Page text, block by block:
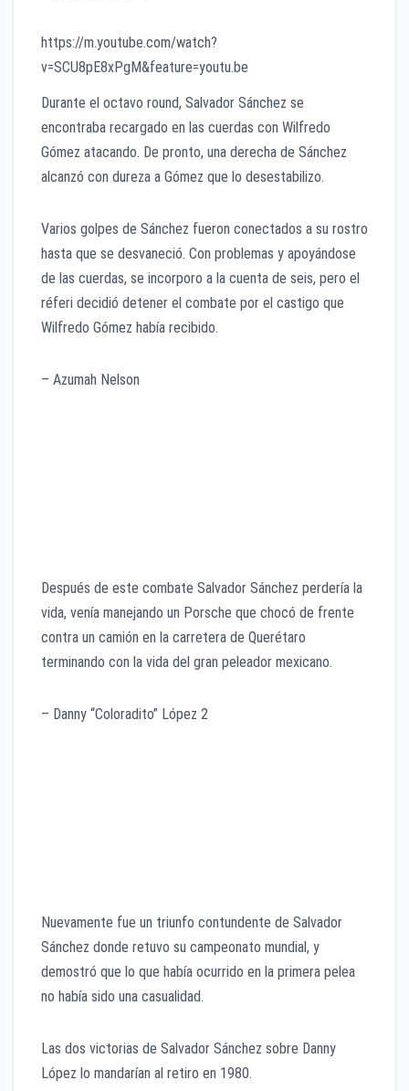
https://m.youtube.com/watch?
v=SCU8pE8xPgM&feature=youtu.be
Durante el octavo round, Salvador Sánchez se
encontraba recargado en las cuerdas con Wilfredo
Gómez atacando. De pronto, una derecha de Sánchez
alcanzó con dureza a Gómez que lo desestabilizo.
Varios golpes de Sánchez fueron conectados a su rostro
hasta que se desvaneció. Con problemas y apoyándose
de las cuerdas, se incorporo a la cuenta de seis, pero el
réferi decidió detener el combate por el castigo que
Wilfredo Gómez había recibido.
– Azumah Nelson
Después de este combate Salvador Sánchez perdería la
vida, venía manejando un Porsche que chocó de frente
contra un camión en la carretera de Querétaro
terminando con la vida del gran peleador mexicano.
– Danny “Coloradito” López 2
Nuevamente fue un triunfo contundente de Salvador
Sánchez donde retuvo su campeonato mundial, y
demostró que lo que había ocurrido en la primera pelea
no había sido una casualidad.
Las dos victorias de Salvador Sánchez sobre Danny
López lo mandarían al retiro en 1980.